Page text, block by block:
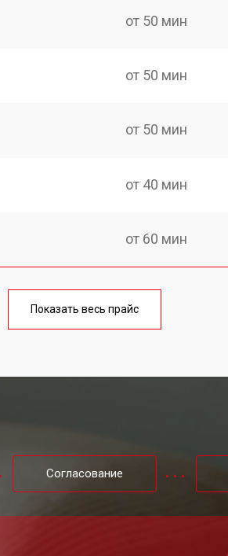
от 50 мин
от 50 мин
от 50 мин
от 40 мин
от 60 мин
от 40 мин
от 60 мин
Показать весь прайс
Согласование